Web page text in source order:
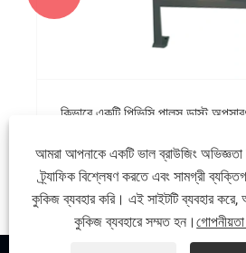
কিভাবে একটি পিভিসি পালস ডাস্ট
পাউডার হ্যান্ডলিং দক্ষতা এবং
করে
আরো দেখুন >>
আমরা আপনাকে একটি ভাল ব্রাউজিং অভিজ্ঞতা
ট্র্যাফিক বিশ্লেষণ করতে এবং সামগ্রী
কুকিজ ব্যবহার করি। এই সাইটটি ব্যবহার
কুকিজ ব্যবহারে সম্মত হন।গোপনীয়তা